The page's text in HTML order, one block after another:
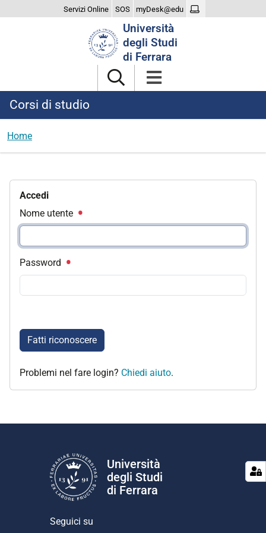
Servizi Online SOS myDesk@edu
Università
degli Studi
di Ferrara
Corsi di studio
Home
Accedi
Nome utente
Password
Fatti riconoscere
Problemi nel fare login? Chiedi aiuto.
Università
degli Studi
di Ferrara
Seguici su